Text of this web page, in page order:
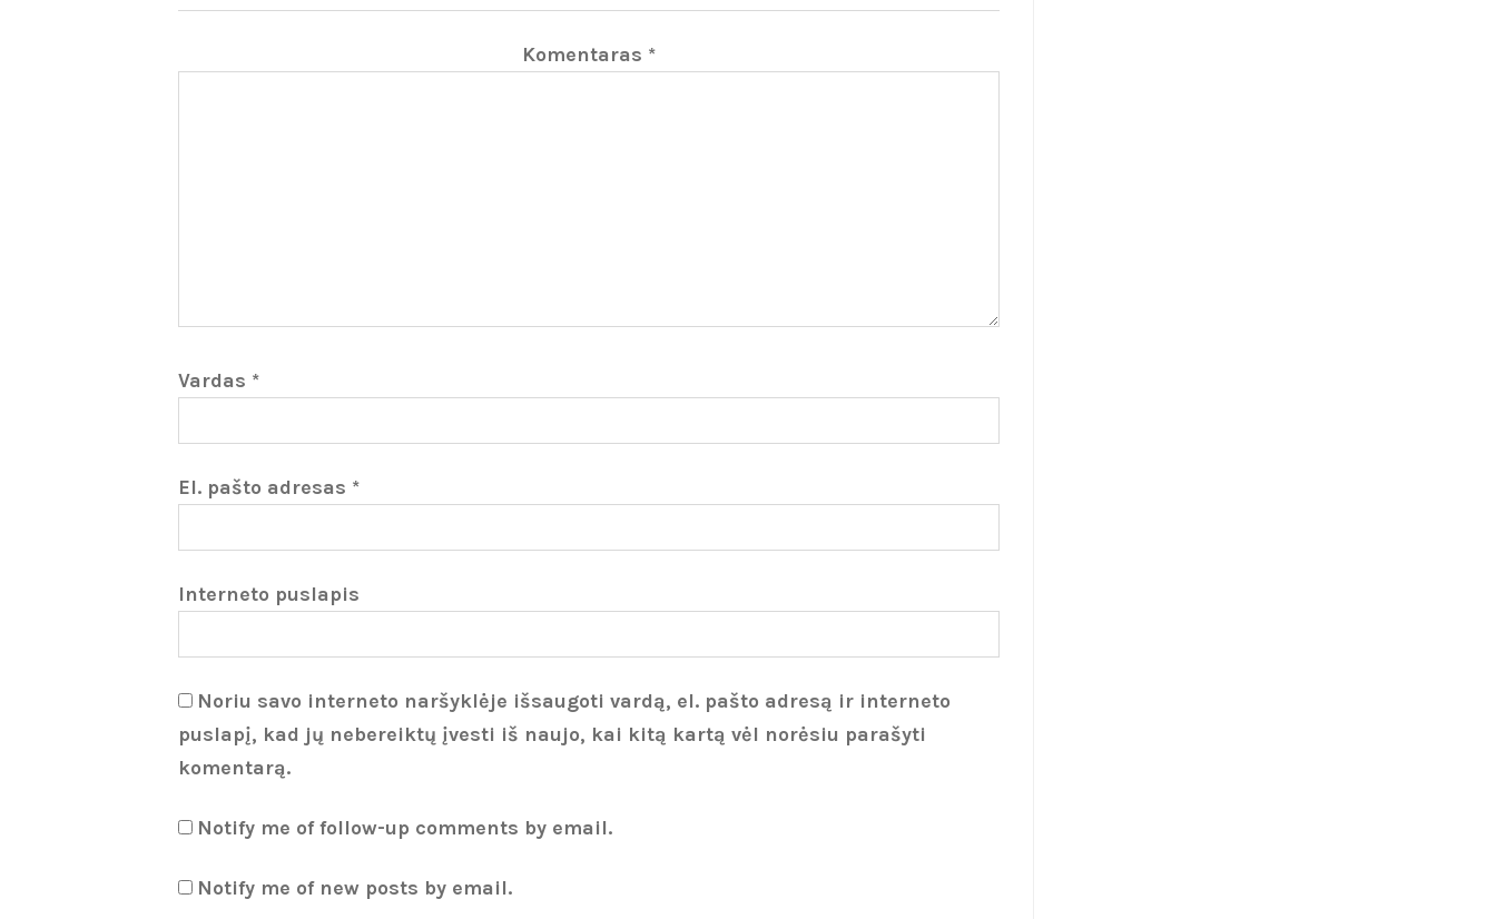
Komentaras *
Vardas *
El. pašto adresas *
Interneto puslapis
Noriu savo interneto naršyklėje išsaugoti vardą, el. pašto adresą ir interneto
puslapį, kad jų nebereiktų įvesti iš naujo, kai kitą kartą vėl norėsiu parašyti
komentarą.
Notify me of follow-up comments by email.
Notify me of new posts by email.